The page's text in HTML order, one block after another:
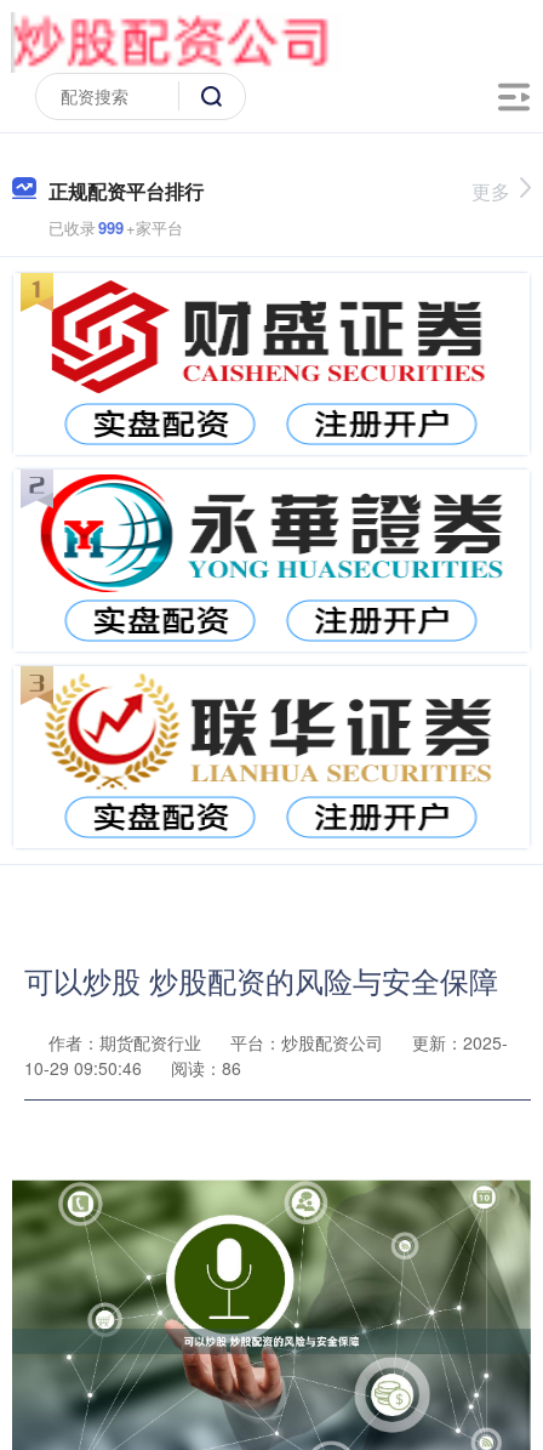
正规配资平台排行
已收录999+家平台
更多
可以炒股 炒股配资的风险与安全保障
作者：期货配资行业 平台：炒股配资公司
更新：2025-
10-29 09:50:46
阅读：86